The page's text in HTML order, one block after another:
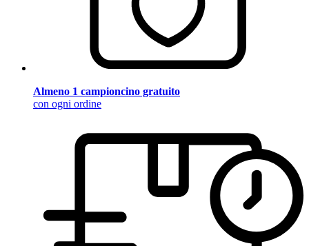
Almeno 1 campioncino gratuito
con ogni ordine